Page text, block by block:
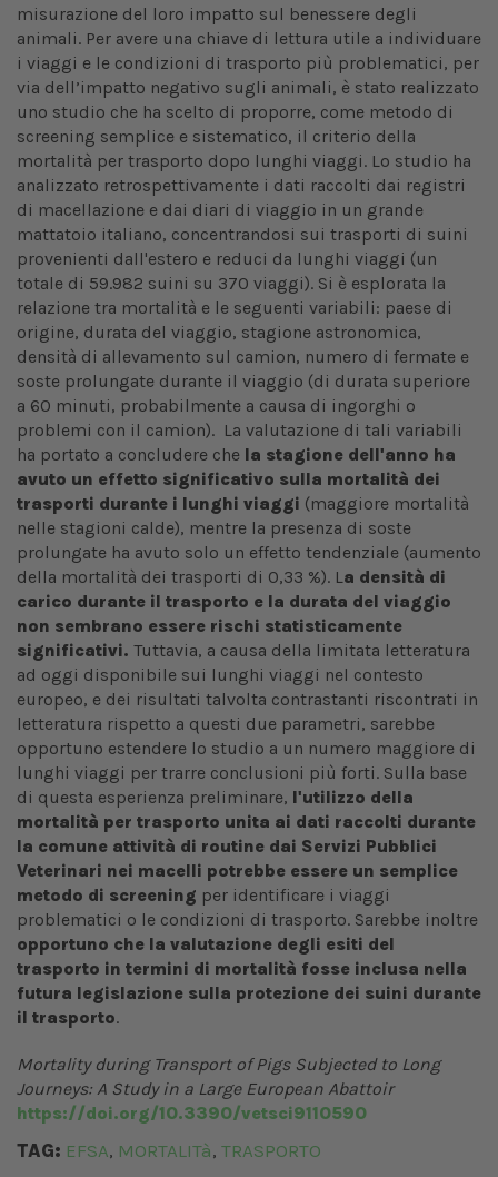
misurazione del loro impatto sul benessere degli
animali. Per avere una chiave di lettura utile a individuare
i viaggi e le condizioni di trasporto più problematici, per
via dell’impatto negativo sugli animali, è stato realizzato
uno studio che ha scelto di proporre, come metodo di
screening semplice e sistematico, il criterio della
mortalità per trasporto dopo lunghi viaggi. Lo studio ha
analizzato retrospettivamente i dati raccolti dai registri
di macellazione e dai diari di viaggio in un grande
mattatoio italiano, concentrandosi sui trasporti di suini
provenienti dall'estero e reduci da lunghi viaggi (un
totale di 59.982 suini su 370 viaggi). Si è esplorata la
relazione tra mortalità e le seguenti variabili: paese di
origine, durata del viaggio, stagione astronomica,
densità di allevamento sul camion, numero di fermate e
soste prolungate durante il viaggio (di durata superiore
a 60 minuti, probabilmente a causa di ingorghi o
problemi con il camion). La valutazione di tali variabili
ha portato a concludere che la stagione dell'anno ha
avuto un effetto significativo sulla mortalità dei
trasporti durante i lunghi viaggi (maggiore mortalità
nelle stagioni calde), mentre la presenza di soste
prolungate ha avuto solo un effetto tendenziale (aumento
della mortalità dei trasporti di 0,33 %). La densità di
carico durante il trasporto e la durata del viaggio
non sembrano essere rischi statisticamente
significativi. Tuttavia, a causa della limitata letteratura
ad oggi disponibile sui lunghi viaggi nel contesto
europeo, e dei risultati talvolta contrastanti riscontrati in
letteratura rispetto a questi due parametri, sarebbe
opportuno estendere lo studio a un numero maggiore di
lunghi viaggi per trarre conclusioni più forti. Sulla base
di questa esperienza preliminare, l'utilizzo della
mortalità per trasporto unita ai dati raccolti durante
la comune attività di routine dai Servizi Pubblici
Veterinari nei macelli potrebbe essere un semplice
metodo di screening per identificare i viaggi
problematici o le condizioni di trasporto. Sarebbe inoltre
opportuno che la valutazione degli esiti del
trasporto in termini di mortalità fosse inclusa nella
futura legislazione sulla protezione dei suini durante
il trasporto.
Mortality during Transport of Pigs Subjected to Long
Journeys: A Study in a Large European Abattoir
https://doi.org/10.3390/vetsci9110590
TAG: EFSA, MORTALITà, TRASPORTO